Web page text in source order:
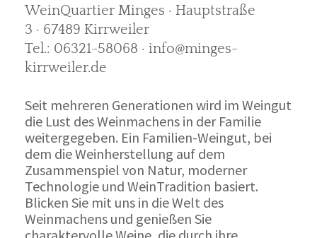
WeinQuartier Minges · Hauptstraße
3 · 67489 Kirrweiler
Tel.: 06321-58068 · info@minges-
kirrweiler.de
Seit mehreren Generationen wird im Weingut
die Lust des Weinmachens in der Familie
weitergegeben. Ein Familien-Weingut, bei
dem die Weinherstellung auf dem
Zusammenspiel von Natur, moderner
Technologie und WeinTradition basiert.
Blicken Sie mit uns in die Welt des
Weinmachens und genießen Sie